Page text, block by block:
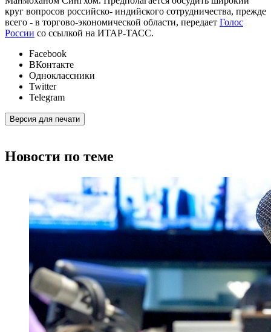
круг вопросов российско- индийского сотрудничества, прежде
всего - в торгово-экономической области, передает Голос
России со ссылкой на ИТАР-ТАСС.
Facebook
ВКонтакте
Одноклассники
Twitter
Telegram
Версия для печати
Новости по теме